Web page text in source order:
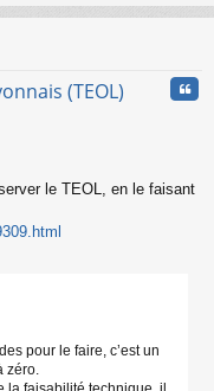
au
(TEOL)
le TEOL, en le faisant
pour le faire, c’est un
zéro.